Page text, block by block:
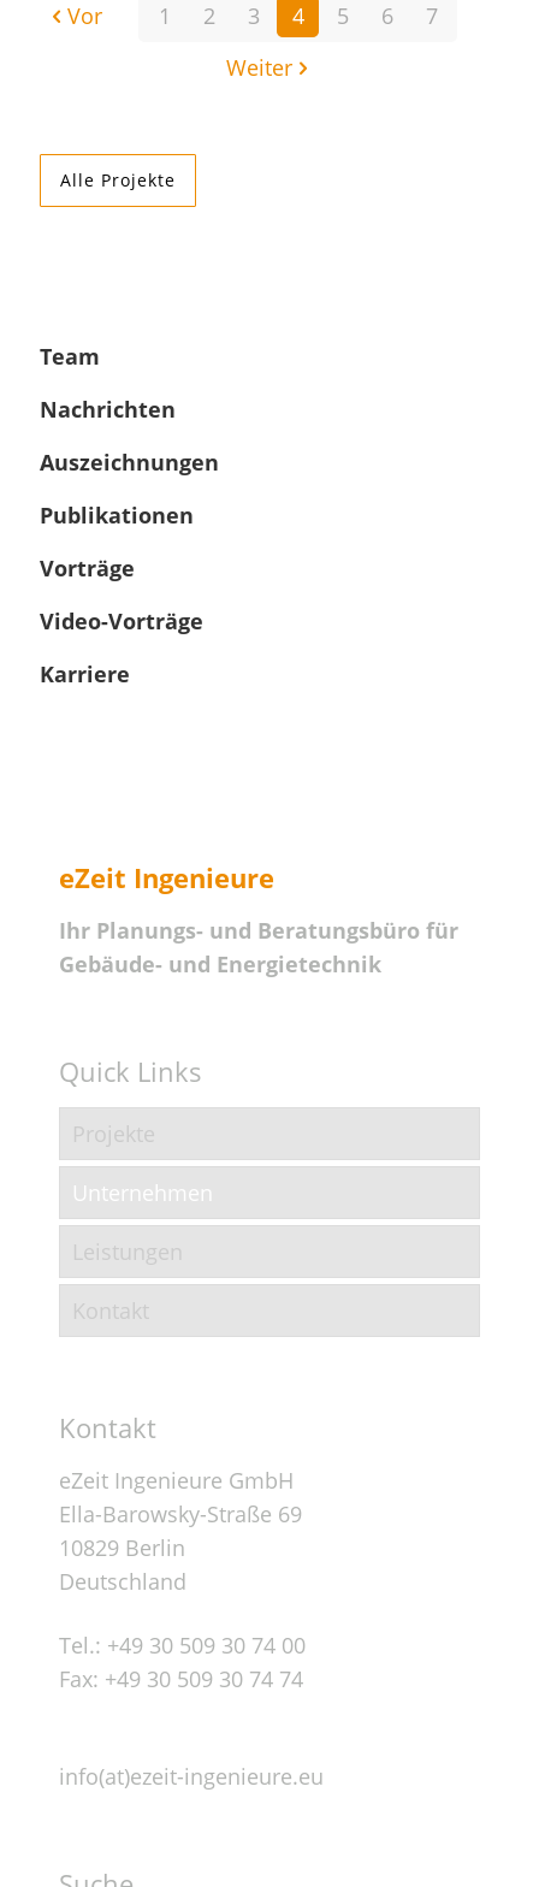
Vor 1 2 3 4 5 6
7
Weiter
Alle Projekte
Team
Nachrichten
Auszeichnungen
Publikationen
Vorträge
Video-Vorträge
Karriere
eZeit Ingenieure
Ihr Planungs- und Beratungsbüro für
Gebäude- und Energietechnik
Quick Links
Projekte
Unternehmen
Leistungen
Kontakt
Kontakt
eZeit Ingenieure GmbH
Ella-Barowsky-Straße 69
10829 Berlin
Deutschland
Tel.: +49 30 509 30 74 00
Fax: +49 30 509 30 74 74
info(at)ezeit-ingenieure.eu